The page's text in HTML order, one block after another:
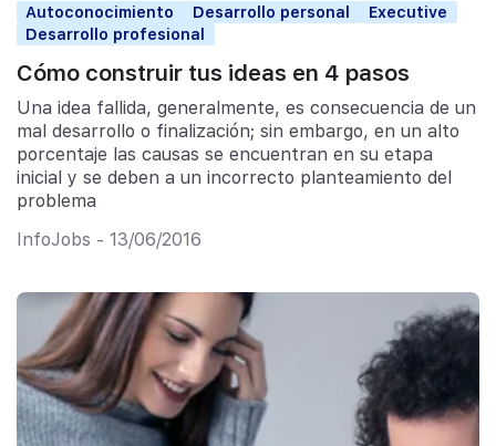
Autoconocimiento Desarrollo personal
Executive
Desarrollo profesional
Cómo construir tus ideas en 4 pasos
Una idea fallida, generalmente, es consecuencia de un
mal desarrollo o finalización; sin embargo, en un alto
porcentaje las causas se encuentran en su etapa
inicial y se deben a un incorrecto planteamiento del
problema
InfoJobs - 13/06/2016